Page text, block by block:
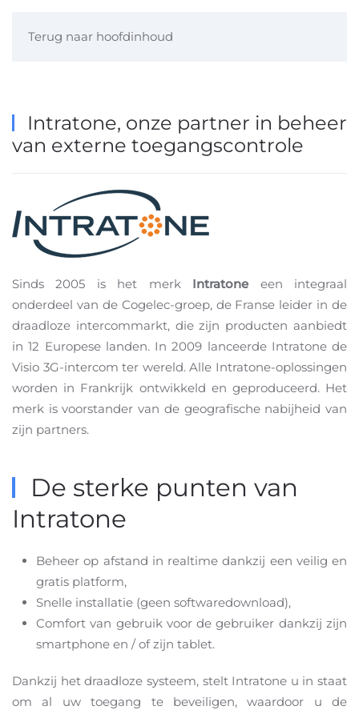
Terug naar hoofdinhoud
Intratone, onze partner in beheer
van externe toegangscontrole
Sinds 2005 is het merk Intratone een integraal
onderdeel van de Cogelec-groep, de Franse leider in de
draadloze intercommarkt, die zijn producten aanbiedt
in 12 Europese landen. In 2009 lanceerde Intratone de
Visio 3G-intercom ter wereld. Alle Intratone-oplossingen
worden in Frankrijk ontwikkeld en geproduceerd. Het
merk is voorstander van de geografische nabijheid van
zijn partners.
De sterke punten van
Intratone
Beheer op afstand in realtime dankzij een veilig en
gratis platform,
Snelle installatie (geen softwaredownload),
Comfort van gebruik voor de gebruiker dankzij zijn
smartphone en / of zijn tablet.
Dankzij het draadloze systeem, stelt Intratone u in staat
om al uw toegang te beveiligen, waardoor u de